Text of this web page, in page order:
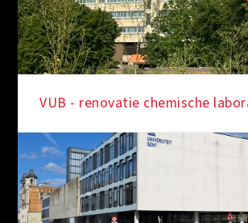
VUB - renovatie chemische